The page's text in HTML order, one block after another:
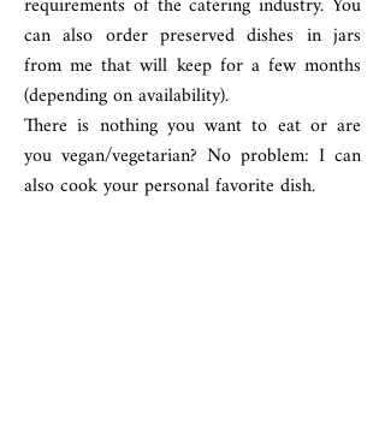
can also order preserved dishes in jars
from me that will keep for a few months
(depending on availability).
There is nothing you want to eat or are
you vegan/vegetarian? No problem: I can
also cook your personal favorite dish.